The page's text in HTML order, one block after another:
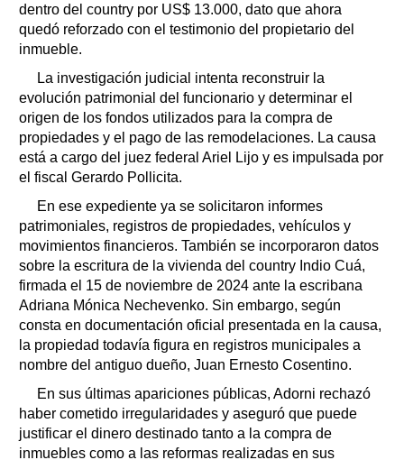
dentro del country por US$ 13.000, dato que ahora
quedó reforzado con el testimonio del propietario del
inmueble.
La investigación judicial intenta reconstruir la
evolución patrimonial del funcionario y determinar el
origen de los fondos utilizados para la compra de
propiedades y el pago de las remodelaciones. La causa
está a cargo del juez federal Ariel Lijo y es impulsada por
el fiscal Gerardo Pollicita.
En ese expediente ya se solicitaron informes
patrimoniales, registros de propiedades, vehículos y
movimientos financieros. También se incorporaron datos
sobre la escritura de la vivienda del country Indio Cuá,
firmada el 15 de noviembre de 2024 ante la escribana
Adriana Mónica Nechevenko. Sin embargo, según
consta en documentación oficial presentada en la causa,
la propiedad todavía figura en registros municipales a
nombre del antiguo dueño, Juan Ernesto Cosentino.
En sus últimas apariciones públicas, Adorni rechazó
haber cometido irregularidades y aseguró que puede
justificar el dinero destinado tanto a la compra de
inmuebles como a las reformas realizadas en sus